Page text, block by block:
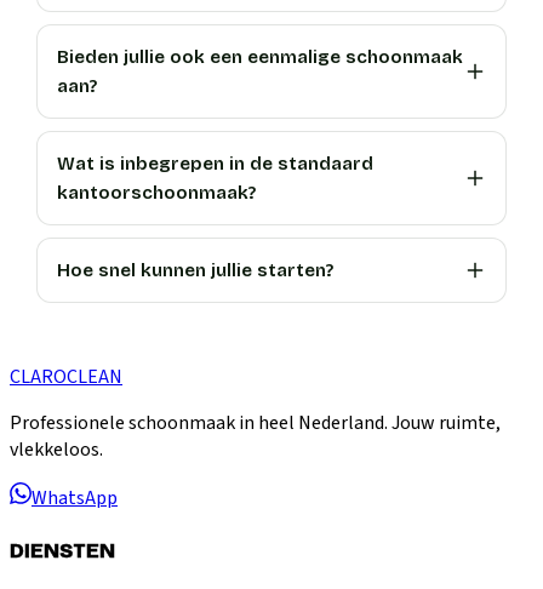
Bieden jullie ook een eenmalige schoonmaak
aan?
Wat is inbegrepen in de standaard
kantoorschoonmaak?
Hoe snel kunnen jullie starten?
CLAROCLEAN
Professionele schoonmaak in heel Nederland. Jouw ruimte,
vlekkeloos.
WhatsApp
DIENSTEN